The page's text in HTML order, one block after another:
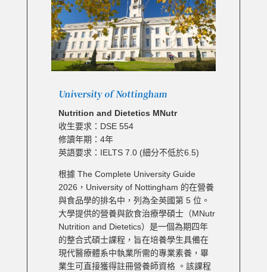
University of Nottingham
Nutrition and Dietetics MNutr
收生要求：DSE 554
修讀年期：4年
英語要求：IELTS 7.0 (細分不低於6.5)
根據 The Complete University Guide
2026，University of Nottingham 的在營養
與食品學的排名中，列為全英國第 5 位。
大學提供的營養與飲食治療學碩士（MNutr
Nutrition and Dietetics）是一個為期四年
的整合式碩士課程，旨在培養學生具備在
現代醫療體系中執業所需的專業素養，畢
業生可直接獲得註冊營養師資格 。該課程